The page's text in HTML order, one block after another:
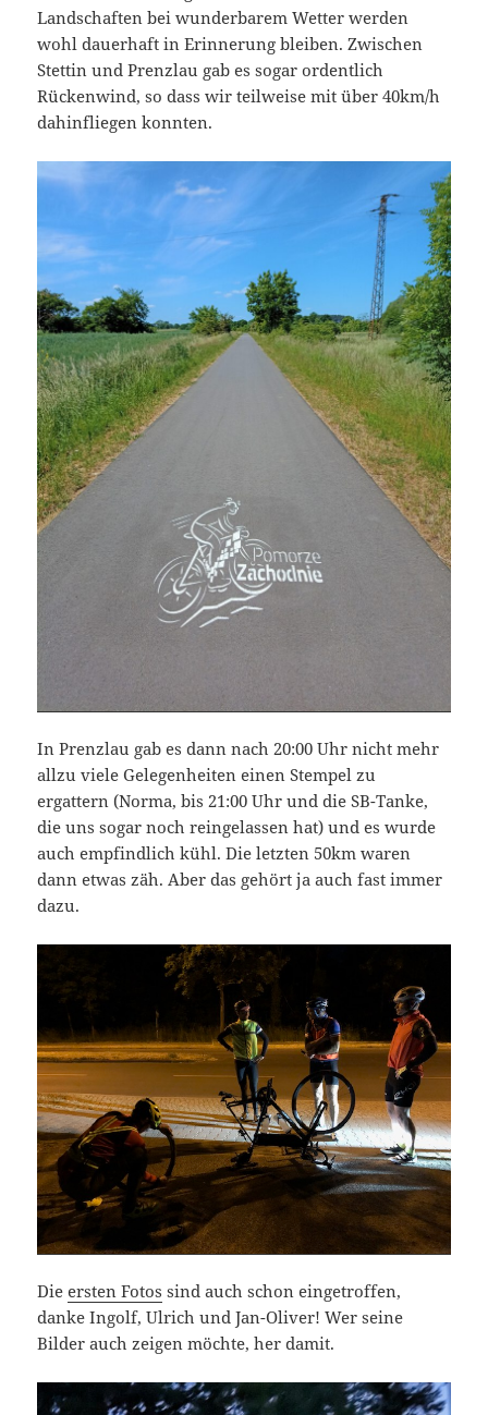
Landschaften bei wunderbarem Wetter werden
wohl dauerhaft in Erinnerung bleiben. Zwischen
Stettin und Prenzlau gab es sogar ordentlich
Rückenwind, so dass wir teilweise mit über 40km/h
dahinfliegen konnten.
In Prenzlau gab es dann nach 20:00 Uhr nicht mehr
allzu viele Gelegenheiten einen Stempel zu
ergattern (Norma, bis 21:00 Uhr und die SB-Tanke,
die uns sogar noch reingelassen hat) und es wurde
auch empfindlich kühl. Die letzten 50km waren
dann etwas zäh. Aber das gehört ja auch fast immer
dazu.
Dieersten Fotos sind auch schon eingetroffen,
danke Ingolf, Ulrich und Jan-Oliver! Wer seine
Bilder auch zeigen möchte, her damit.